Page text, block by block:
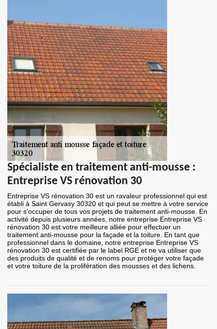
Spécialiste en traitement anti-mousse :
Entreprise VS rénovation 30
Entreprise VS rénovation 30 est un ravaleur professionnel qui est
établi à Saint Gervasy 30320 et qui peut se mettre à votre service
pour s’occuper de tous vos projets de traitement anti-mousse. En
activité depuis plusieurs années, notre entreprise Entreprise VS
rénovation 30 est votre meilleure alliée pour effectuer un
traitement anti-mousse pour la façade et la toiture. En tant que
professionnel dans le domaine, notre entreprise Entreprise VS
rénovation 30 est certifiée par le label RGE et ne va utiliser que
des produits de qualité et de renoms pour protéger votre façade
et votre toiture de la prolifération des mousses et des lichens.